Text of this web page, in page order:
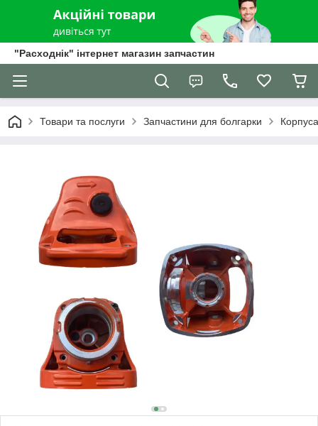
"Расходнік" інтернет магазин запчастин
Товари та послуги Запчастини для болгарки